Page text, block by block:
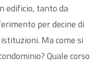
edificio, tanto da
per decine di
Ma come si
Quale corso